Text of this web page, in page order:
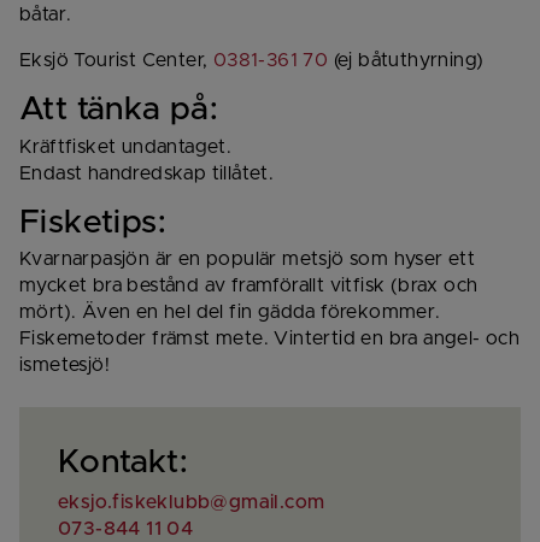
båtar.
Eksjö Tourist Center, 0381-361 70 (ej båtuthyrning)
Att tänka på:
Kräftfisket undantaget.
Endast handredskap tillåtet.
Fisketips:
Kvarnarpasjön är en populär metsjö som hyser ett
mycket bra bestånd av framförallt vitfisk (brax och
mört). Även en hel del fin gädda förekommer.
Fiskemetoder främst mete. Vintertid en bra angel- och
ismetesjö!
Kontakt:
eksjo.fiskeklubb@gmail.com
073-844 11 04